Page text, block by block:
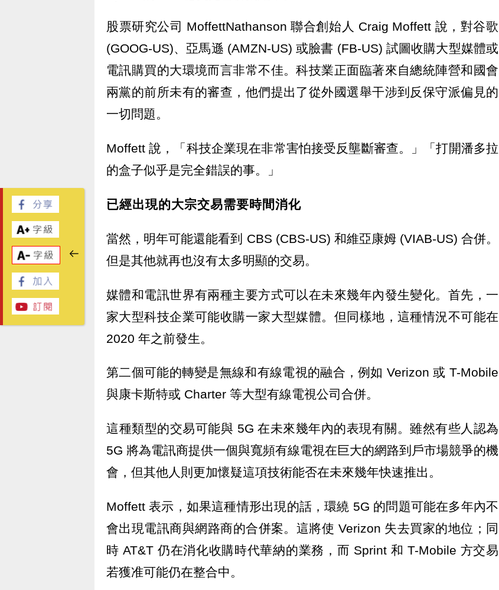
股票研究公司 MoffettNathanson 聯合創始人 Craig Moffett 說，對谷歌
(GOOG-US)、亞馬遜 (AMZN-US) 或臉書 (FB-US) 試圖收購大型媒體或
電訊購買的大環境而言非常不佳。科技業正面臨著來自總統陣營和國會
兩黨的前所未有的審查，他們提出了從外國選舉干涉到反保守派偏見的
一切問題。
Moffett 說，「科技企業現在非常害怕接受反壟斷審查。」「打開潘多拉
的盒子似乎是完全錯誤的事。」
已經出現的大宗交易需要時間消化
當然，明年可能還能看到 CBS (CBS-US) 和維亞康姆 (VIAB-US) 合併。
但是其他就再也沒有太多明顯的交易。
媒體和電訊世界有兩種主要方式可以在未來幾年內發生變化。首先，一
家大型科技企業可能收購一家大型媒體。但同樣地，這種情況不可能在
2020 年之前發生。
第二個可能的轉變是無線和有線電視的融合，例如 Verizon 或 T-Mobile
與康卡斯特或 Charter 等大型有線電視公司合併。
這種類型的交易可能與 5G 在未來幾年內的表現有關。雖然有些人認為
5G 將為電訊商提供一個與寬頻有線電視在巨大的網路到戶市場競爭的機
會，但其他人則更加懷疑這項技術能否在未來幾年快速推出。
Moffett 表示，如果這種情形出現的話，環繞 5G 的問題可能在多年內不
會出現電訊商與網路商的合併案。這將使 Verizon 失去買家的地位；同
時 AT&T 仍在消化收購時代華納的業務，而 Sprint 和 T-Mobile 方交易
若獲准可能仍在整合中。